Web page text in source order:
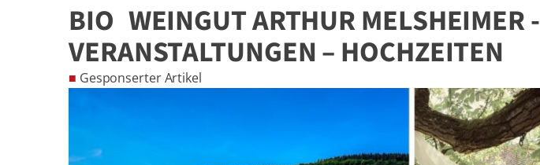
BIO WEINGUT ARTHUR MELSHEIMER -
VERANSTALTUNGEN – HOCHZEITEN
■ Gesponserter Artikel